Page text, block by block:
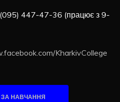
447-47-36 (працює з 9-
KharkivCollege
ЗА НАВЧАННЯ